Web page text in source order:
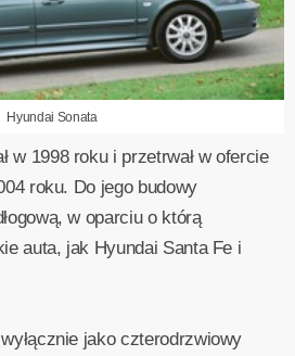
Hyundai Sonata
w 1998 roku i przetrwał w ofercie
roku. Do jego budowy
w oparciu o którą
auta, jak Hyundai Santa Fe i
jako czterodrzwiowy